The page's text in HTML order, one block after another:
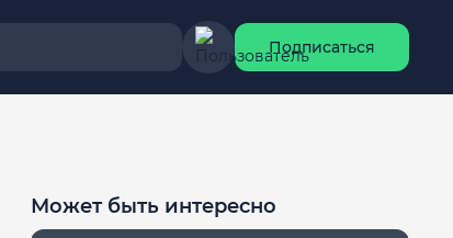
Подписаться
Может быть интересно